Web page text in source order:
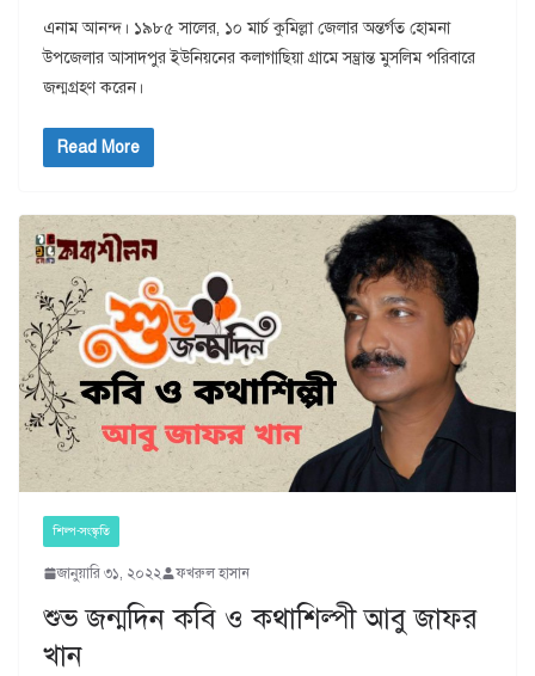
এনাম আনন্দ। ১৯৮৫ সালের, ১০ মার্চ কুমিল্লা জেলার অন্তর্গত হোমনা
উপজেলার আসাদপুর ইউনিয়নের কলাগাছিয়া গ্রামে সম্ভ্রান্ত মুসলিম পরিবারে
জন্মগ্রহণ করেন।
Read More
শিল্প-সংস্কৃতি
জানুয়ারি ৩১, ২০২২ ফখরুল হাসান
শুভ জন্মদিন কবি ও কথাশিল্পী আবু জাফর
খান